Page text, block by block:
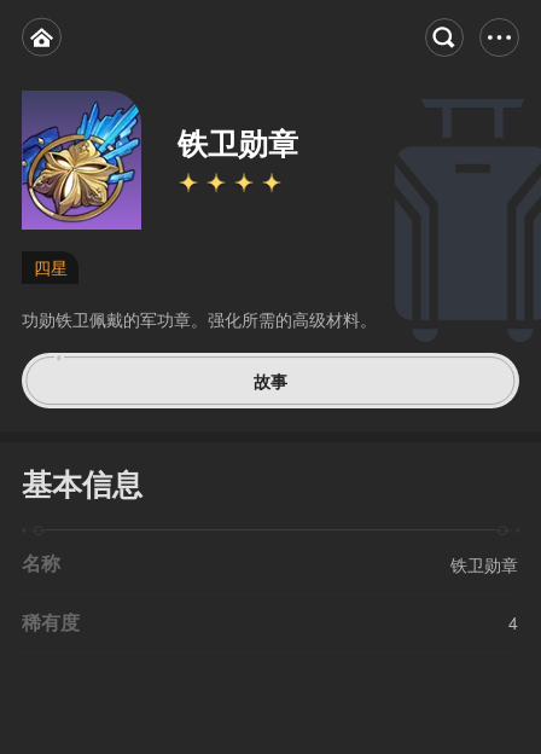
铁卫勋章
四星
功勋铁卫佩戴的军功章。强化所需的高级材料。
故事
基本信息
名称 铁卫勋章
稀有度 4